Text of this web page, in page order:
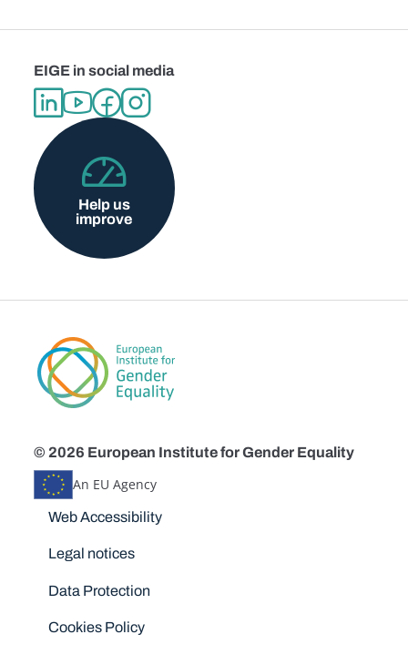
EIGE in social media
Help us
improve
© 2026 European Institute for Gender Equality
An EU Agency
Disclaimers
Web Accessibility
Legal notices
Data Protection
Cookies Policy